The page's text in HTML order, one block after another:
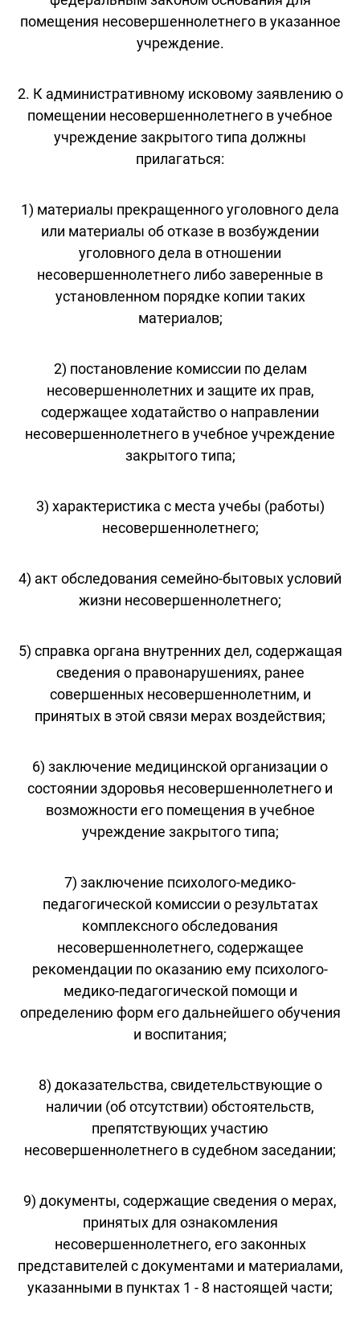
помещения несовершеннолетнего в указанное
учреждение.
2. К административному исковому заявлению о
помещении несовершеннолетнего в учебное
учреждение закрытого типа должны
прилагаться:
1) материалы прекращенного уголовного дела
или материалы об отказе в возбуждении
уголовного дела в отношении
несовершеннолетнего либо заверенные в
установленном порядке копии таких
материалов;
2) постановление комиссии по делам
несовершеннолетних и защите их прав,
содержащее ходатайство о направлении
несовершеннолетнего в учебное учреждение
закрытого типа;
3) характеристика с места учебы (работы)
несовершеннолетнего;
4) акт обследования семейно-бытовых условий
жизни несовершеннолетнего;
5) справка органа внутренних дел, содержащая
сведения о правонарушениях, ранее
совершенных несовершеннолетним, и
принятых в этой связи мерах воздействия;
6) заключение медицинской организации о
состоянии здоровья несовершеннолетнего и
возможности его помещения в учебное
учреждение закрытого типа;
7) заключение психолого-медико-
педагогической комиссии о результатах
комплексного обследования
несовершеннолетнего, содержащее
рекомендации по оказанию ему психолого-
медико-педагогической помощи и
определению форм его дальнейшего обучения
и воспитания;
8) доказательства, свидетельствующие о
наличии (об отсутствии) обстоятельств,
препятствующих участию
несовершеннолетнего в судебном заседании;
9) документы, содержащие сведения о мерах,
принятых для ознакомления
несовершеннолетнего, его законных
представителей с документами и материалами,
указанными в пунктах 1 - 8 настоящей части;